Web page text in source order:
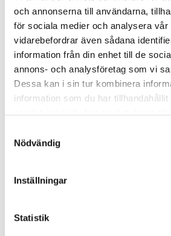
och annonserna till användarna,
för sociala medier och analysera vår
vidarebefordrar även sådana
information från din enhet till de
annons- och analysföretag som vi
Dessa kan i sin tur kombinera
information som du har
samlat in när du har använt deras
Nödvändig
Inställningar
Statistik